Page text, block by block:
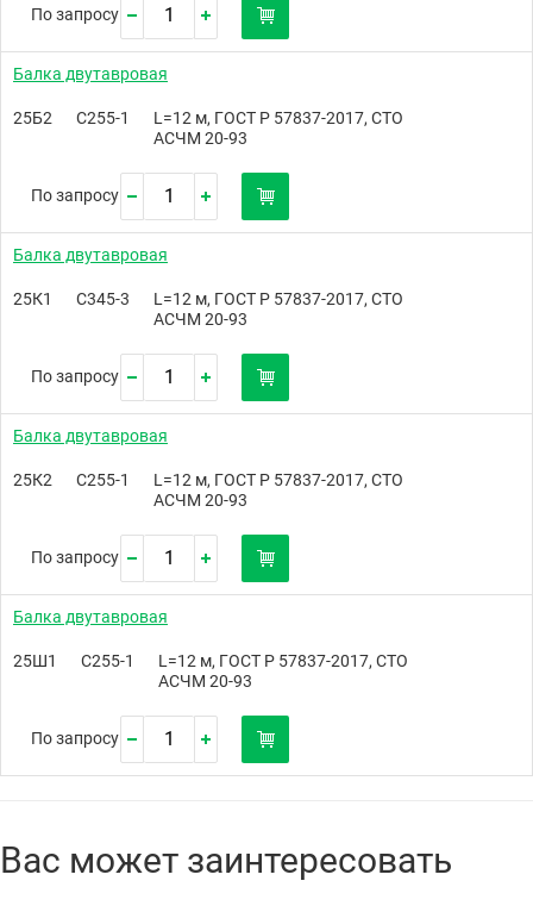
По запросу
Балка двутавровая
25Б2 С255-1
L=12 м, ГОСТ Р 57837-2017, СТО
АСЧМ 20-93
По запросу
Балка двутавровая
25К1 С345-3
L=12 м, ГОСТ Р 57837-2017, СТО
АСЧМ 20-93
По запросу
Балка двутавровая
25К2 С255-1
L=12 м, ГОСТ Р 57837-2017, СТО
АСЧМ 20-93
По запросу
Балка двутавровая
25Ш1 С255-1
L=12 м, ГОСТ Р 57837-2017, СТО
АСЧМ 20-93
По запросу
Вас может заинтересовать